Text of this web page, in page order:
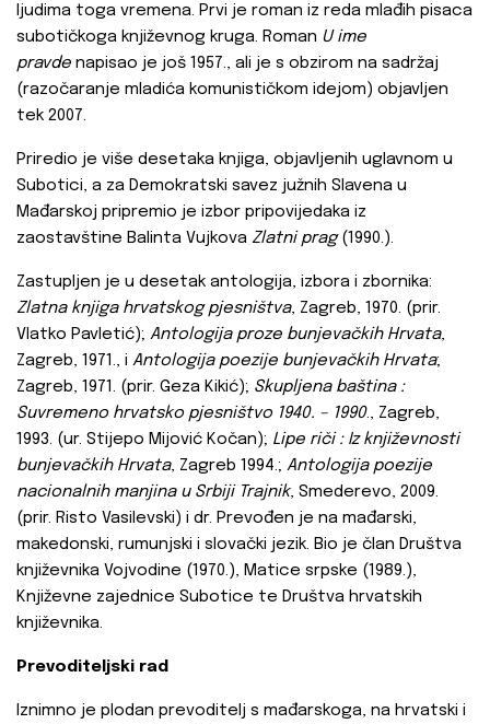
ljudima toga vremena. Prvi je roman iz reda mlađih pisaca
subotičkoga književnog kruga. Roman U ime
pravde napisao je još 1957., ali je s obzirom na sadržaj
(razočaranje mladića komunističkom idejom) objavljen
tek 2007.
Priredio je više desetaka knjiga, objavljenih uglavnom u
Subotici, a za Demokratski savez južnih Slavena u
Mađarskoj pripremio je izbor pripovijedaka iz
zaostavštine Balinta Vujkova Zlatni prag(1990.).
Zastupljen je u desetak antologija, izbora i zbornika:
Zlatna knjiga hrvatskog pjesništva, Zagreb, 1970. (prir.
Vlatko Pavletić); Antologija proze bunjevačkih Hrvata,
Zagreb, 1971., i Antologija poezije bunjevačkih Hrvata;
Zagreb, 1971. (prir. Geza Kikić); Skupljena baština :
Suvremeno hrvatsko pjesništvo 1940. – 1990., Zagreb,
1993. (ur. Stijepo Mijović Kočan); Lipe riči : Iz književnosti
bunjevačkih Hrvata, Zagreb 1994.; Antologija poezije
nacionalnih manjina u Srbiji Trajnik, Smederevo, 2009.
(prir. Risto Vasilevski) i dr. Prevođen je na mađarski,
makedonski, rumunjski i slovački jezik. Bio je član Društva
književnika Vojvodine (1970.), Matice srpske (1989.),
Književne zajednice Subotice te Društva hrvatskih
književnika.
Prevoditeljski rad
Iznimno je plodan prevoditelj s mađarskoga, na hrvatski i